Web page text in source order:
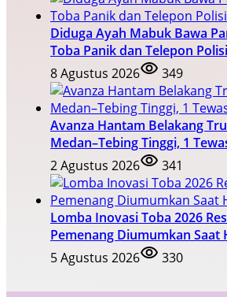
Diduga Ayah Mabuk Bawa
Toba Panik dan Telepon
8 Agustus 2026
349
Avanza Hantam Belakang
Medan–Tebing Tinggi, 1
2 Agustus 2026
341
Lomba Inovasi Toba 2026
Pemenang Diumumkan Saat
5 Agustus 2026
330